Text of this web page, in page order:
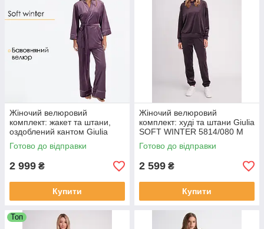
Жіночий велюровий
комплект: жакет та штани,
оздоблений кантом Giulia
SOFT WINTER 5606/080 XL
Violet-lavender purple,
Готово до відправки
2 999 ₴
Купити
Жіночий велюровий
комплект: худі та штани Giulia
SOFT WINTER 5814/080 M
Violet-dark lavender,
бавовняний велюр, з
Готово до відправки
2 599 ₴
Купити
Топ